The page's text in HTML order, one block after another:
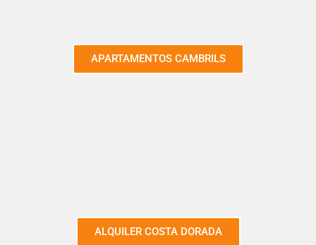
APARTAMENTOS CAMBRILS
ALQUILER COSTA DORADA